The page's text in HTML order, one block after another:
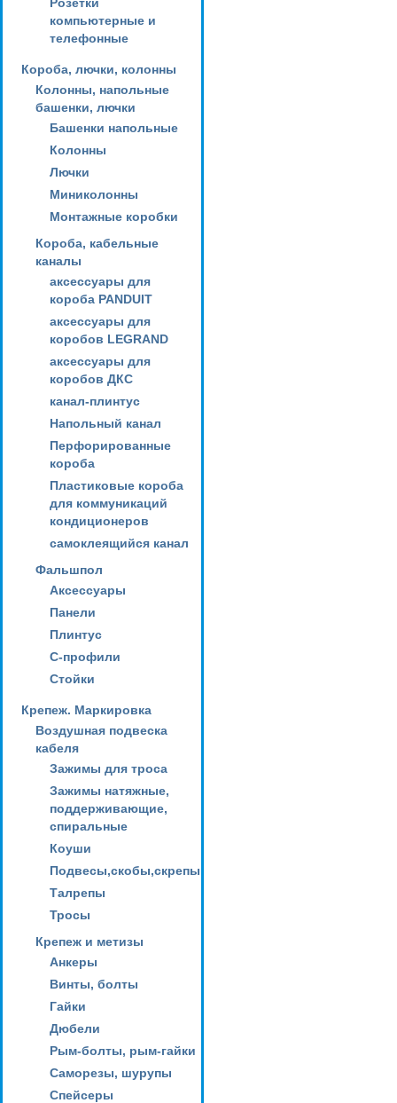
компьютерные и
телефонные
Короба, лючки, колонны
Колонны, напольные
башенки, лючки
Башенки напольные
Колонны
Лючки
Миниколонны
Монтажные коробки
Короба, кабельные
каналы
аксессуары для
короба PANDUIT
аксессуары для
коробов LEGRAND
аксессуары для
коробов ДКС
канал-плинтус
Напольный канал
Перфорированные
короба
Пластиковые короба
для коммуникаций
кондиционеров
самоклеящийся канал
Фальшпол
Аксессуары
Панели
Плинтус
С-профили
Стойки
Крепеж. Маркировка
Воздушная подвеска
кабеля
Зажимы для троса
Зажимы натяжные,
поддерживающие,
спиральные
Коуши
Подвесы,скобы,скрепы
Талрепы
Тросы
Крепеж и метизы
Анкеры
Винты, болты
Гайки
Дюбели
Рым-болты, рым-гайки
Саморезы, шурупы
Спейсеры